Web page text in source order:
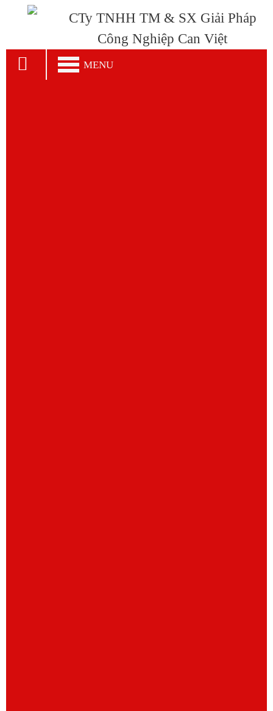
CTy TNHH TM & SX Giải Pháp
Công Nghiệp Can Việt
MENU